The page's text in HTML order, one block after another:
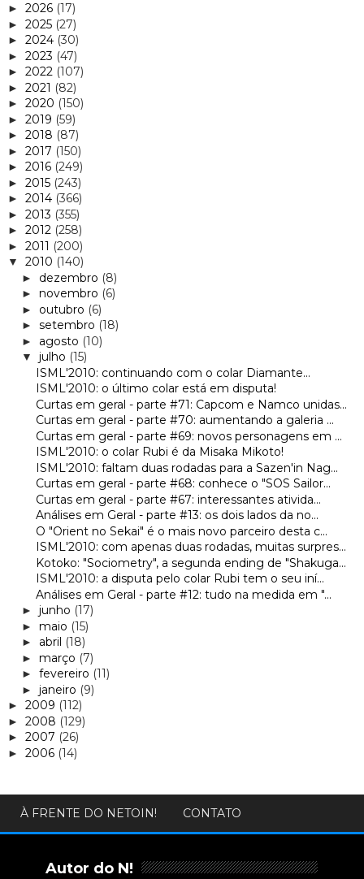
► 2026 (17)
► 2025 (27)
► 2024 (30)
► 2023 (47)
► 2022 (107)
► 2021 (82)
► 2020 (150)
► 2019 (59)
► 2018 (87)
► 2017 (150)
► 2016 (249)
► 2015 (243)
► 2014 (366)
► 2013 (355)
► 2012 (258)
► 2011 (200)
▼ 2010 (140)
► dezembro (8)
► novembro (6)
► outubro (6)
► setembro (18)
► agosto (10)
▼ julho (15)
ISML'2010: continuando com o colar Diamante...
ISML'2010: o último colar está em disputa!
Curtas em geral - parte #71: Capcom e Namco unidas...
Curtas em geral - parte #70: aumentando a galeria ...
Curtas em geral - parte #69: novos personagens em ...
ISML'2010: o colar Rubi é da Misaka Mikoto!
ISML'2010: faltam duas rodadas para a Sazen'in Nag...
Curtas em geral - parte #68: conhece o "SOS Sailor...
Curtas em geral - parte #67: interessantes ativida...
Análises em Geral - parte #13: os dois lados da no...
O "Orient no Sekai" é o mais novo parceiro desta c...
ISML'2010: com apenas duas rodadas, muitas surpres...
Kotoko: "Sociometry", a segunda ending de "Shakuga...
ISML'2010: a disputa pelo colar Rubi tem o seu iní...
Análises em Geral - parte #12: tudo na medida em "...
► junho (17)
► maio (15)
► abril (18)
► março (7)
► fevereiro (11)
► janeiro (9)
► 2009 (112)
► 2008 (129)
► 2007 (26)
► 2006 (14)
À FRENTE DO NETOIN! CONTATO
Autor do N!